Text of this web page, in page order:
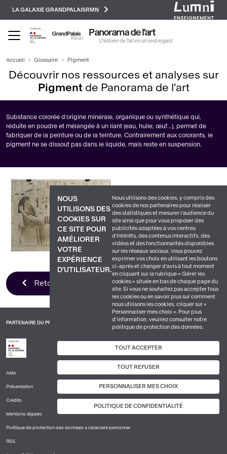
NOUS
UTILISONS DES
COOKIES SUR
CE SITE POUR
AMÉLIORER
VOTRE
EXPÉRIENCE
D'UTILISATEUR.
Nous utilisons des cookies, y compris des
cookies de nos partenaires pour réaliser
des statistiques et mesurer l'audience du
site ainsi que pour vous proposer des
publicités adaptées à vos centres
d'intérêts, des contenus interactifs, des
vidéos et des fonctionnalités disponibles
sur les réseaux sociaux. Vous pouvez
exprimer vos choix en utilisant les boutons
ci-après et changer d’avis à tout moment
en cliquant sur la rubrique « Gérer les
cookies » située en bas de chaque page du
site. Si vous ne souhaitez pas accepter tous
les cookies ou en savoir plus sur comment
nous utilisons les cookies, cliquer sur «
Personnaliser mes choix ». Pour plus
d’information, veuillez consulter notre
politique de protection des données.
TOUT ACCEPTER
TOUT REFUSER
PERSONNALISER MES CHOIX
POLITIQUE DE CONFIDENTIALITÉ
principal
LA GALAXIE GRANDPALAISRMN
Panorama de l'art
L’histoire de l’art en un seul regard
Accueil Glossaire Pigment
Découvrir nos ressources et analyses sur
Pigment de Panorama de l'art
Substance colorée d'origine minérale, organique ou synthétique qui,
réduite en poudre et mélangée à un liant (eau, huile, œuf...), permet de
fabriquer de la peinture ou de la teinture. Contrairement aux colorants, le
pigment ne se dissout pas dans le liquide, mais reste en suspension.
Retour à la liste
PARTENAIRE DU PROJET
DE
PAGE
1
Aide
Présentation
Crédits
Mentions légales
Politique de protection des données à caractère personnel
RSS